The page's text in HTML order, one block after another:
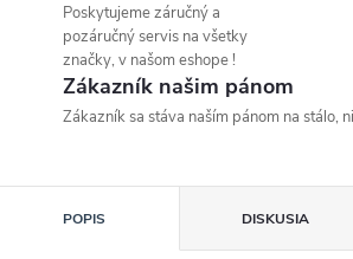
Poskytujeme záručný a
pozáručný servis na všetky
značky, v našom eshope !
Zákazník našim pánom
Zákazník sa stáva naším pánom na stálo,
POPIS DISKUSIA